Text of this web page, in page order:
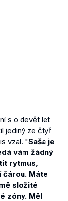
s o devět let
jediný ze čtyř
vzal. "Saša je
vám žádný
rytmus,
čárou. Máte
složité
zóny. Měl